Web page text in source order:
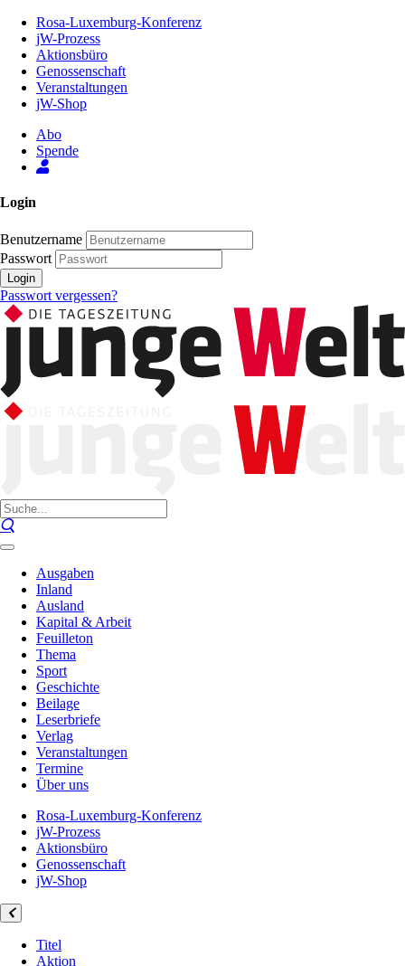
Inhalt
Seite
Rosa-Luxemburg-Konferenz
jW-Prozess
Aktionsbüro
Genossenschaft
Veranstaltungen
jW-Shop
Abo
Spende
Login
Benutzername
Passwort
Login
Passwort vergessen?
Ausgaben
Inland
Ausland
Kapital & Arbeit
Feuilleton
Thema
Sport
Geschichte
Beilage
Leserbriefe
Verlag
Veranstaltungen
Termine
Über uns
Rosa-Luxemburg-Konferenz
jW-Prozess
Aktionsbüro
Genossenschaft
jW-Shop
Titel
Aktion